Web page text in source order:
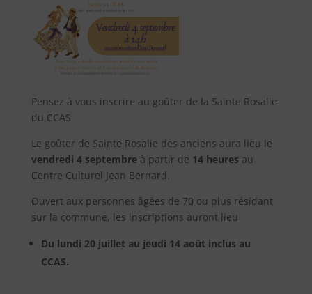
Pensez à vous inscrire au goûter de la Sainte Rosalie
du CCAS
Le goûter de Sainte Rosalie des anciens aura lieu le
vendredi 4 septembreà partir de 14 heures au
Centre Culturel Jean Bernard.
Ouvert aux personnes âgées de 70 ou plus résidant
sur la commune, les inscriptions auront lieu
Du lundi 20 juillet au jeudi 14 août inclus au
CCAS.